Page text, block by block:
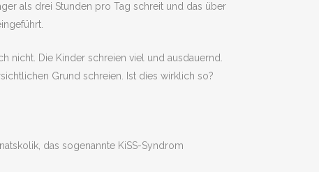
als drei Stunden pro Tag schreit und das über
nicht. Die Kinder schreien viel und ausdauernd.
Grund schreien. Ist dies wirklich so?
das sogenannte KiSS-Syndrom